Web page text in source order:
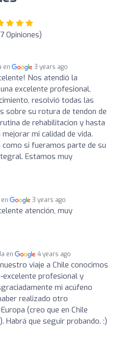
Opiniones)
en 3 years ago
Nos atendió la
excelente profesional,
resolvió todas las
sobre su rotura de tendon de
de rehabilitacion y hasta
mi calidad de vida.
si fueramos parte de su
Estamos muy
3 years ago
atención, muy
en 4 years ago
viaje a Chile conocimos
excelente profesional y
mi acúfeno
realizado otro
(creo que en Chile
Habrá que seguir probando. :)